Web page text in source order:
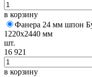
в корзину
Фанера 24 мм шпон
1220х2440 мм
шт.
16 921
в корзину